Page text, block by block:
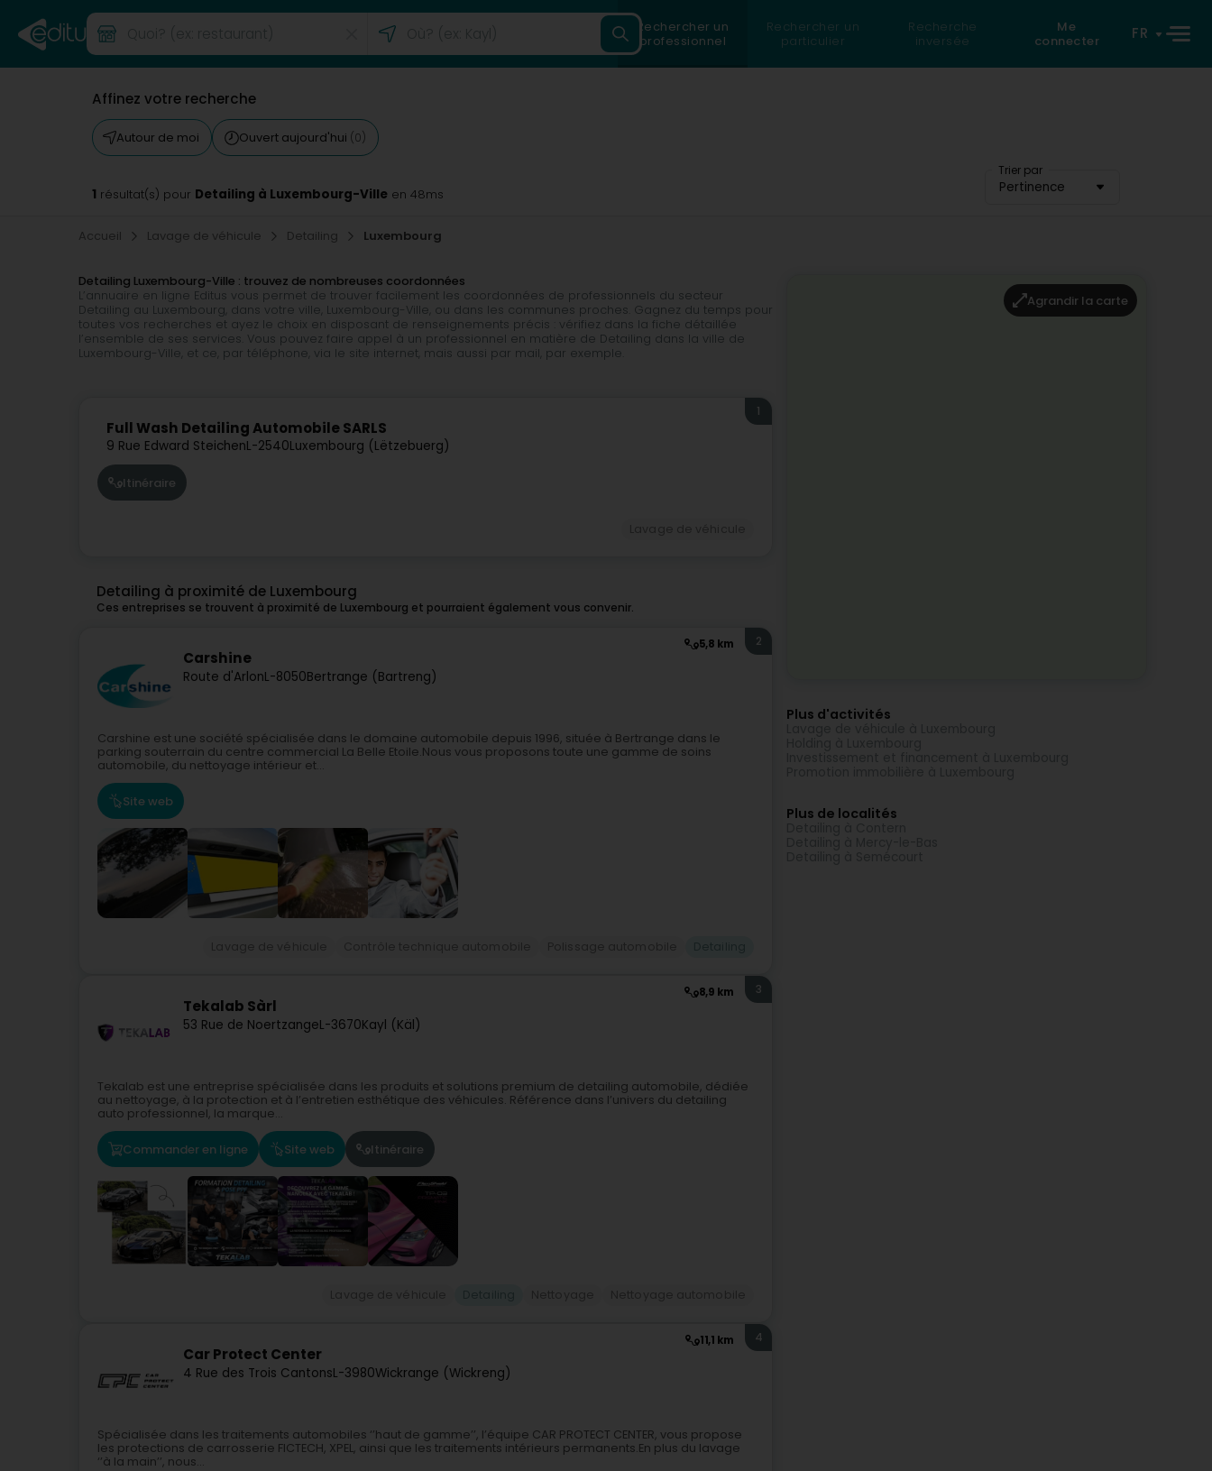
Rechercher un
professionnel
Rechercher un
particulier
Recherche
inversée
Me
connecter
FR
Affinez votre recherche
Autour de moi Ouvert aujourd'hui (0)
Trier par
Pertinence
1 résultat(s) pour Detailing à Luxembourg-Ville en 48ms
Accueil Lavage de véhicule Detailing Luxembourg
Detailing Luxembourg-Ville : trouvez de nombreuses coordonnées
L’annuaire en ligne Editus vous permet de trouver facilement les coordonnées de professionnels du secteur
Detailing au Luxembourg, dans votre ville, Luxembourg-Ville, ou dans les communes proches. Gagnez du temps pour
toutes vos recherches et ayez le choix en disposant de renseignements précis : vérifiez dans la fiche détaillée
l’ensemble de ses services. Vous pouvez faire appel à un professionnel en matière de Detailing dans la ville de
Luxembourg-Ville, et ce, par téléphone, via le site internet, mais aussi par mail, par exemple.
Full Wash Detailing Automobile SARLS
9 Rue Edward SteichenL-2540Luxembourg (Lëtzebuerg)
1
Itinéraire
Detailing à proximité de Luxembourg
Ces entreprises se trouvent à proximité de Luxembourg et pourraient également vous convenir.
5,8 km
Carshine
Route d'ArlonL-8050Bertrange (Bartreng)
2
Carshine est une société spécialisée dans le domaine automobile depuis 1996, située à Bertrange dans le
parking souterrain du centre commercial La Belle Etoile.Nous vous proposons toute une gamme de soins
automobile, du nettoyage intérieur et...
Site web
8,9 km
Tekalab Sàrl
53 Rue de NoertzangeL-3670Kayl (Käl)
3
Tekalab est une entreprise spécialisée dans les produits et solutions premium de detailing automobile, dédiée
au nettoyage, à la protection et à l’entretien esthétique des véhicules. Référence dans l’univers du detailing
auto professionnel, la marque...
Commander en ligne Site web Itinéraire
11,1 km
Car Protect Center
4 Rue des Trois CantonsL-3980Wickrange (Wickreng)
4
Spécialisée dans les traitements automobiles ‘’haut de gamme’’, l’équipe CAR PROTECT CENTER, vous propose
les protections de carrosserie FICTECH, XPEL, ainsi que les traitements intérieurs permanents.En plus du lavage
‘’à la main’’, nous...
Agrandir la carte
Plus d'activités
Plus de localités